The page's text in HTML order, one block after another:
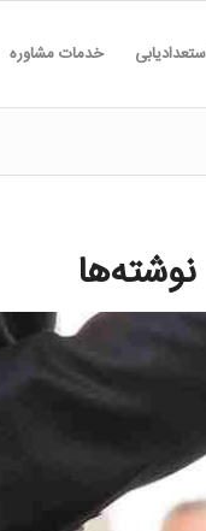
خدمات مشاوره
نوشته‌ها